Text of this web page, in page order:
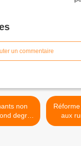
un commentaire
degré
aux